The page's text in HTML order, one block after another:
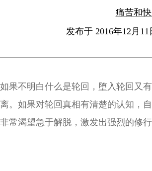
痛苦和
发布于 2016年12月
如果不明白什么是轮回，堕入轮回又
离。如果对轮回真相有清楚的认知，
非常渴望急于解脱，激发出强烈的修行